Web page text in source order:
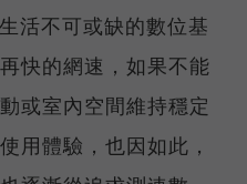
活不可或缺的數位基
快的網速，如果不能
或室內空間維持穩定
用體驗，也因如此，